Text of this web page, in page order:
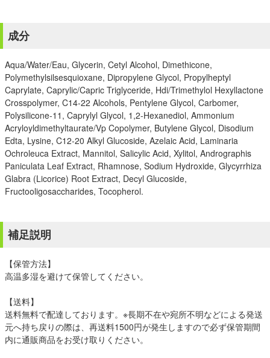
成分
Aqua/Water/Eau, Glycerin, Cetyl Alcohol, Dimethicone,
Polymethylsilsesquioxane, Dipropylene Glycol, Propylheptyl
Caprylate, Caprylic/Capric Triglyceride, Hdi/Trimethylol Hexyllactone
Crosspolymer, C14-22 Alcohols, Pentylene Glycol, Carbomer,
Polysilicone-11, Caprylyl Glycol, 1,2-Hexanediol, Ammonium
Acryloyldimethyltaurate/Vp Copolymer, Butylene Glycol, Disodium
Edta, Lysine, C12-20 Alkyl Glucoside, Azelaic Acid, Laminaria
Ochroleuca Extract, Mannitol, Salicylic Acid, Xylitol, Andrographis
Paniculata Leaf Extract, Rhamnose, Sodium Hydroxide, Glycyrrhiza
Glabra (Licorice) Root Extract, Decyl Glucoside,
Fructooligosaccharides, Tocopherol.
補足説明
【保管方法】
高温多湿を避けて保管してください。
【送料】
送料無料で配達しております。※長期不在や宛所不明などによる発送
元へ持ち戻りの際は、再送料1500円が発生しますので必ず保管期間
内に通販商品をお受け取りください。